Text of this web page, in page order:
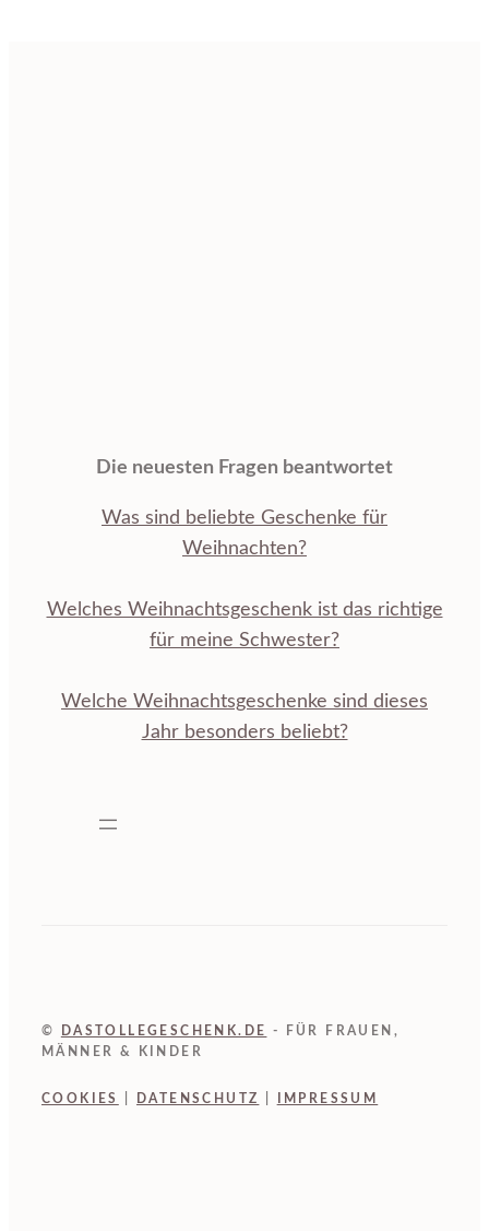
Die neuesten Fragen beantwortet
Was sind beliebte Geschenke für
Weihnachten?
Welches Weihnachtsgeschenk ist das richtige
für meine Schwester?
Welche Weihnachtsgeschenke sind dieses
Jahr besonders beliebt?
© DASTOLLEGESCHENK.DE
- FÜR FRAUEN,
MÄNNER & KINDER
COOKIES DATENSCHUTZ IMPRESSUM